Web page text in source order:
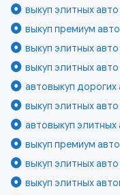
выкуп элитных
выкуп премиум
выкуп элитных
выкуп элитных
автовыкуп дорогих
выкуп элитных
автовыкуп
выкуп премиум
выкуп элитных
выкуп элитных